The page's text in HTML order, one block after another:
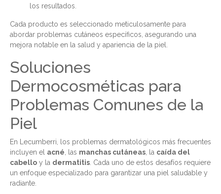
los resultados.
Cada producto es seleccionado meticulosamente para
abordar problemas cutáneos específicos, asegurando una
mejora notable en la salud y apariencia de la piel.
Soluciones
Dermocosméticas para
Problemas Comunes de la
Piel
En Lecumberri, los problemas dermatológicos más frecuentes
incluyen el acné , las manchas cutáneas , la caída del
cabello y la dermatitis . Cada uno de estos desafíos requiere
un enfoque especializado para garantizar una piel saludable y
radiante.